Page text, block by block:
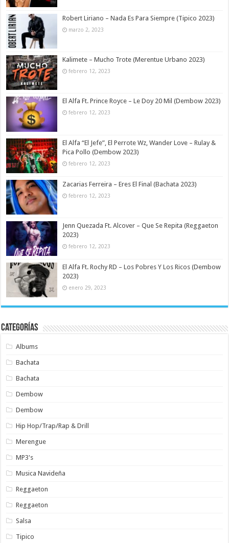
Robert Liriano – Nada Es Para Siempre (Tipico 2023)
marzo 2, 2023
Kalimete – Mucho Trote (Merentue Urbano 2023)
febrero 12, 2023
El Alfa Ft. Prince Royce – Le Doy 20 Mil (Dembow 2023)
febrero 12, 2023
El Alfa “El Jefe”, El Perrote Wz, Wander Love – Rulay &
Pica Pollo (Dembow 2023)
febrero 12, 2023
Zacarias Ferreira – Eres El Final (Bachata 2023)
febrero 12, 2023
Jenn Quezada Ft. Alcover – Que Se Repita (Reggaeton
2023)
febrero 12, 2023
El Alfa Ft. Rochy RD – Los Pobres Y Los Ricos (Dembow
2023)
enero 29, 2023
Categorías
Albums
Bachata
Bachata
Dembow
Dembow
Hip Hop/Trap/Rap & Drill
Merengue
MP3's
Musica Navideña
Reggaeton
Reggaeton
Salsa
Tipico